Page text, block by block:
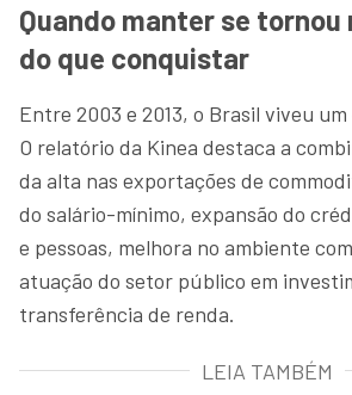
Quando manter se
do que conquistar
Entre 2003 e 2013, o Brasil viveu
O relatório da Kinea destaca a
da alta nas exportações de
do salário-mínimo, expansão do
e pessoas, melhora no ambiente
atuação do setor público em
transferência de renda.
LEIA TAMBÉM